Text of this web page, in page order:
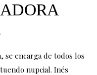
se encarga de todos los
nupcial. Inés